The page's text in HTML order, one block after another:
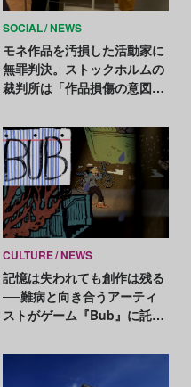
SOCIAL NEWS
モネ作品を汚損した活動家に
無罪判決。ストックホルムの
裁判所は「作品損傷の意図な
CULTURE NEWS
記憶は失われても創作は残る
──難病と向き合うアーティ
ストがゲーム『Bub』に託し